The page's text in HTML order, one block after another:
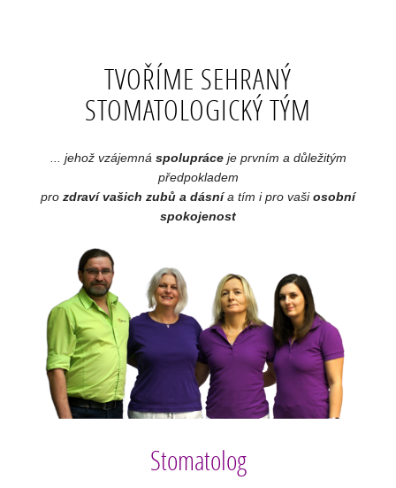
TVOŘÍME SEHRANÝ
STOMATOLOGICKÝ TÝM
... jehož vzájemná spolupráceje prvním a důležitým
předpokladem
pro zdraví vašich zubů a dásnía tím i pro vaši osobní
spokojenost
Stomatolog